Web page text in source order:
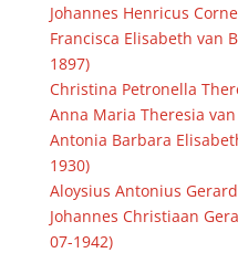
Johannes Henricus
Francisca Elisabeth van
1897)
Christina Petronella
Anna Maria Theresia van
Antonia Barbara
1930)
Aloysius Antonius
Johannes Christiaan
07-1942)